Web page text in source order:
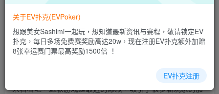
乐场|EV扑克小游戏——EV扑克导航(www.evpks.com)
EV扑克|EV扑克官网|EV扑克娱乐场|EV扑克保险|EV扑克娱
乐场|EV扑克游戏网址发布页——EV扑克下载
(www.evpk66.com)
《上古王冠》2023年4月17日礼包兑换码一览攻略一起
来看看吧，这款游戏是最近的爆款，吸引了很多新玩家的加
关于EV扑克(EVPoker)
想跟美女Sashimi一起玩，想知道最新资讯与赛程，敬请锁定EV
扑克，每日多场免费赛奖励高达20w，现在注册EV扑克额外加赠
8张幸运赛门票最高奖励1500倍 ！
EV扑克注册